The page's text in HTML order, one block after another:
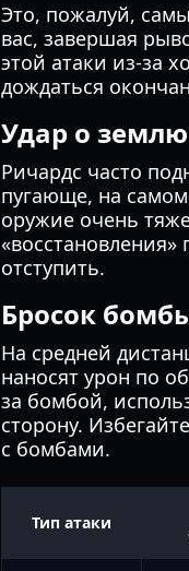
Это, пожалуй,
вас, завершая
этой атаки из-за
дождаться
Удар о землю
Ричардс часто
пугающе, на самом
оружие очень
отступить.
Бросок
На средней
наносят урон по
за бомбой,
сторону.
с бомбами.
Тип атаки